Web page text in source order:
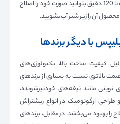
پرقدرت به شما امکان می دهد که تا 120 دقیق بتوانید صورت خود را اصلاح
آن را زیر شیر آب بشویید.
با دیگر برندها
کیفیت ساخت بالا، تکنولوژی‌های
بالاتری نسبت به بسیاری از برندهای
نوینی مانند تیغه‌های خودتیزشونده،
ارگونومیک در انواع ریشتراش
را بهبود می‌بخشد. در مقابل، برندهای